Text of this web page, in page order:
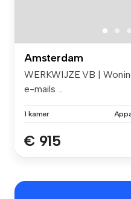
Amsterdam
WERKWIJZE VB |
e-mails ...
1 kamer
€ 915